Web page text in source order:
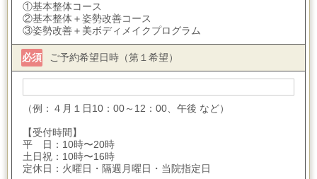
①基本整体コース
②基本整体＋姿勢改善コース
③姿勢改善＋美ボディメイクプログラム
ご予約希望日時（第１希望）
必須
（例：４月１日10：00～12：00、午後 など）
【受付時間】
平 日：10時〜20時
土日祝：10時〜16時
定休日：火曜日・隔週月曜日・当院指定日